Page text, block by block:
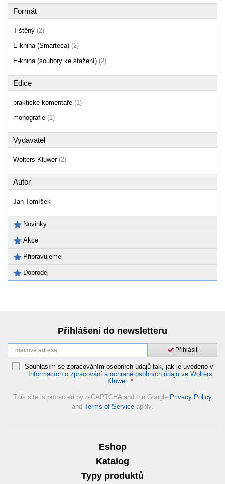
Formát
Tištěný (2)
E-kniha (Smarteca) (2)
E-kniha (soubory ke stažení) (2)
Edice
praktické komentáře (1)
monografie (1)
Vydavatel
Wolters Kluwer (2)
Autor
Jan Tomíšek
Novinky
Akce
Připravujeme
Doprodej
Přihlášení do newsletteru
Přihlásit
Souhlasím se zpracováním osobních údajů tak, jak je uvedeno v
Informacích o zpracování a ochraně osobních údajů ve Wolters
Kluwer. *
This site is protected by reCAPTCHA and the Google Privacy Policy
and Terms of Service apply.
Eshop
Katalog
Typy produktů